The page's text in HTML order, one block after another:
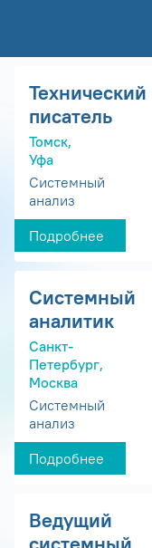
Технический
писатель
Томск,
Уфа
Системный
анализ
Подробнее
Системный
аналитик
Санкт-
Петербург,
Москва
Системный
анализ
Подробнее
Ведущий